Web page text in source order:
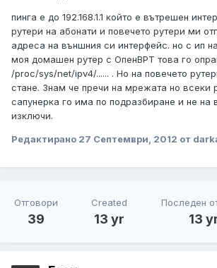
пинга е до 192.168.1.1 който е вътрешен
рутери на абонати и повечето рутери ми
адреса на външния си интерфейс. но с ип
моя домашен рутер с ОпенВРТ това го
/proc/sys/net/ipv4/...... . Но на повечето
стане. Знам че пречи на мрежата но всеки
сапунерка го има по подразбиране и не
изключи.
Редактирано 27 Септември, 2012 от
Отговори
39
Created
13 yr
Последен
13